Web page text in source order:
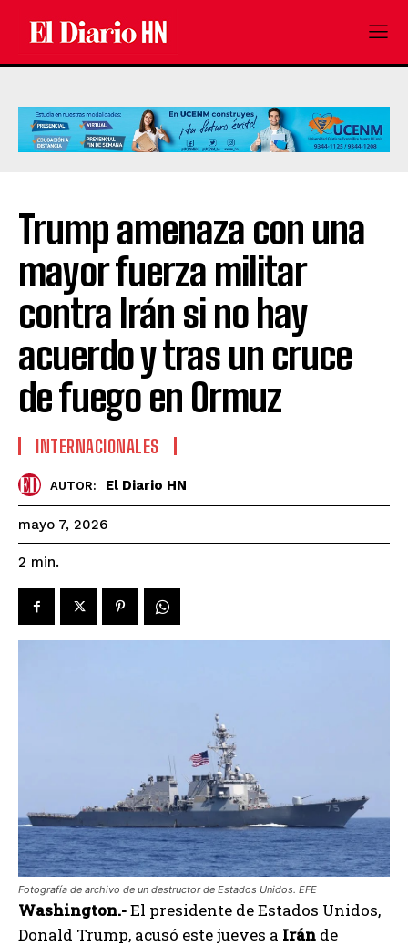
Trump amenaza con una
mayor fuerza militar
contra Irán si no hay
acuerdo y tras un cruce
de fuego en Ormuz
INTERNACIONALES
AUTOR: El Diario HN
mayo 7, 2026
2 min.
Fotografía de archivo de un destructor de Estados Unidos. EFE
Washington.-El presidente de Estados Unidos,
Donald Trump, acusó este jueves a Irán de